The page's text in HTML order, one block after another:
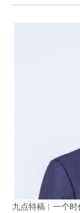
九点特稿︱一个